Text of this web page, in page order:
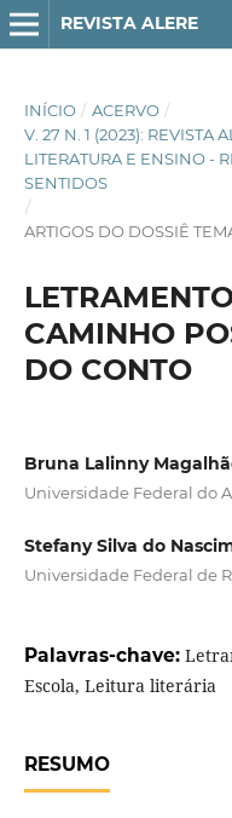
REVISTA ALERE
INÍCIO / ACERVO /
V. 27 N. 1 (2023): REVISTA
LITERATURA E ENSINO -
SENTIDOS
/
ARTIGOS DO DOSSIÊ
CAMINHO
DO CONTO
Bruna Lalinny
Universidade Federal do
Stefany Silva do
Universidade Federal de
Palavras-chave:
Escola, Leitura literária
RESUMO